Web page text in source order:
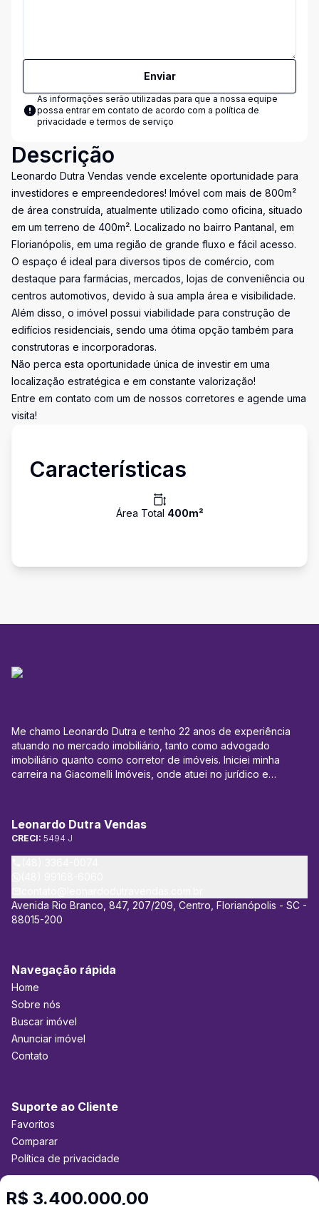
Enviar
As informações serão utilizadas para que a nossa equipe
possa entrar em contato de acordo com a política de
privacidade e termos de serviço
Descrição
Leonardo Dutra Vendas vende excelente oportunidade para
investidores e empreendedores! Imóvel com mais de 800m²
de área construída, atualmente utilizado como oficina, situado
em um terreno de 400m². Localizado no bairro Pantanal, em
Florianópolis, em uma região de grande fluxo e fácil acesso.
O espaço é ideal para diversos tipos de comércio, com
destaque para farmácias, mercados, lojas de conveniência ou
centros automotivos, devido à sua ampla área e visibilidade.
Além disso, o imóvel possui viabilidade para construção de
edifícios residenciais, sendo uma ótima opção também para
construtoras e incorporadoras.
Não perca esta oportunidade única de investir em uma
localização estratégica e em constante valorização!
Entre em contato com um de nossos corretores e agende uma
visita!
Características
Área Total 400m²
R$ 3.400.000,00
Me chamo Leonardo Dutra e tenho 22 anos de experiência
atuando no mercado imobiliário, tanto como advogado
imobiliário quanto como corretor de imóveis. Iniciei minha
carreira na Giacomelli Imóveis, onde atuei no jurídico e
de leilões e compra e venda de imóveis, tendo participado
diretamente de transações que totalizaram mais de 200
milhões de reais em vendas. Atualmente, sou proprietário da
Florianópolis, onde me dedico exclusivamente à área de
vendas de imóveis e direito imobiliário. Meu objetivo é auxiliar
foco na região Central de Florianópolis, principalmente nos
bairros Centro, Agronômica, Itacorubi, Trindade, João Paulo,
Estreito e região continental.
Leonardo Dutra Vendas
CRECI: 5494 J
Avenida Rio Branco, 847, 207/209, Centro, Florianópolis - SC -
88015-200
Navegação rápida
Home
Sobre nós
Buscar imóvel
Anunciar imóvel
Contato
Suporte ao Cliente
Favoritos
Comparar
Política de privacidade